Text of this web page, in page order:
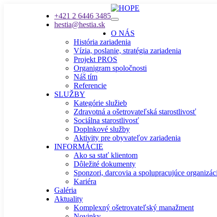
+421 2 6446 3485
hestia@hestia.sk
O NÁS
História zariadenia
Vízia, poslanie, stratégia zariadenia
Projekt PROS
Organigram spoločnosti
Náš tím
Referencie
SLUŽBY
Kategórie služieb
Zdravotná a ošetrovateľská starostlivosť
Sociálna starostlivosť
Doplnkové služby
Aktivity pre obyvateľov zariadenia
INFORMÁCIE
Ako sa stať klientom
Dôležité dokumenty
Sponzori, darcovia a spolupracujúce
Kariéra
Galéria
Aktuality
Komplexný ošetrovateľský manažment